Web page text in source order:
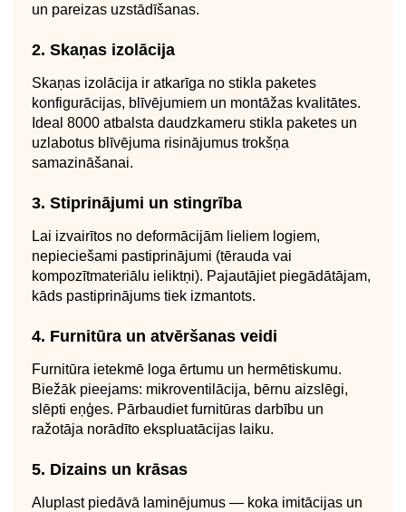
un pareizas uzstādīšanas.
2. Skaņas izolācija
Skaņas izolācija ir atkarīga no stikla paketes
konfigurācijas, blīvējumiem un montāžas kvalitātes.
Ideal 8000 atbalsta daudzkameru stikla paketes un
uzlabotus blīvējuma risinājumus trokšņa
samazināšanai.
3. Stiprinājumi un stingrība
Lai izvairītos no deformācijām lieliem logiem,
nepieciešami pastiprinājumi (tērauda vai
kompozītmateriālu ieliktņi). Pajautājiet piegādātājam,
kāds pastiprinājums tiek izmantots.
4. Furnitūra un atvēršanas veidi
Furnitūra ietekmē loga ērtumu un hermētiskumu.
Biežāk pieejams: mikroventilācija, bērnu aizslēgi,
slēpti eņģes. Pārbaudiet furnitūras darbību un
ražotāja norādīto ekspluatācijas laiku.
5. Dizains un krāsas
Aluplast piedāvā laminējumus — koka imitācijas un